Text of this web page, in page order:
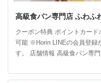
高級食パン専門店 ふわふ
クーポン特典 ポイントカー
可能 ※Horin LINEの会員登録
す。 店舗情報 高級食パン専